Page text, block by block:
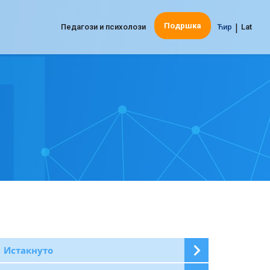
Ћир | Lat
Педагози и психолози Подршка
Истакнуто